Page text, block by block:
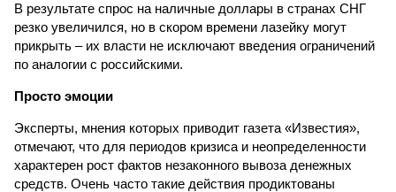
В результате спрос на наличные доллары в странах СНГ
резко увеличился, но в скором времени лазейку могут
прикрыть – их власти не исключают введения ограничений
по аналогии с российскими.
Просто эмоции
Эксперты, мнения которых приводит газета «Известия»,
отмечают, что для периодов кризиса и неопределенности
характерен рост фактов незаконного вывоза денежных
средств. Очень часто такие действия продиктованы